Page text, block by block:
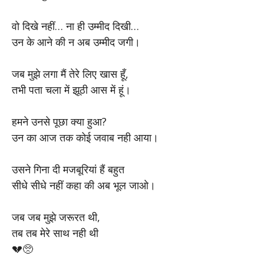
वो दिखे नहीं… ना ही उम्मीद दिखी…
उन के आने की न अब उम्मीद जगी।
जब मुझे लगा मैं तेरे लिए खास हूँ,
तभी पता चला में झूठी आस में हूं।
हमने उनसे पूछा क्या हुआ?
उन का आज तक कोई जवाब नही आया।
उसने गिना दी मजबूरियां हैं बहुत
सीधे सीधे नहीं कहा की अब भूल जाओ।
जब जब मुझे जरूरत थी,
तब तब मेरे साथ नही थी
💔🥺